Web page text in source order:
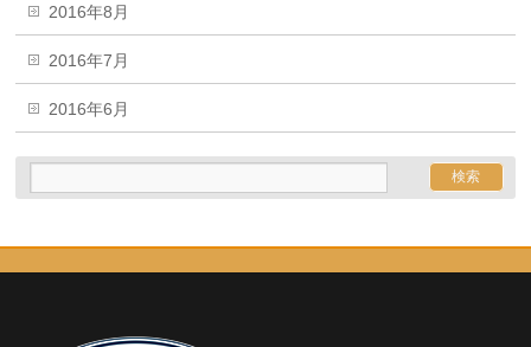
2016年8月
2016年7月
2016年6月